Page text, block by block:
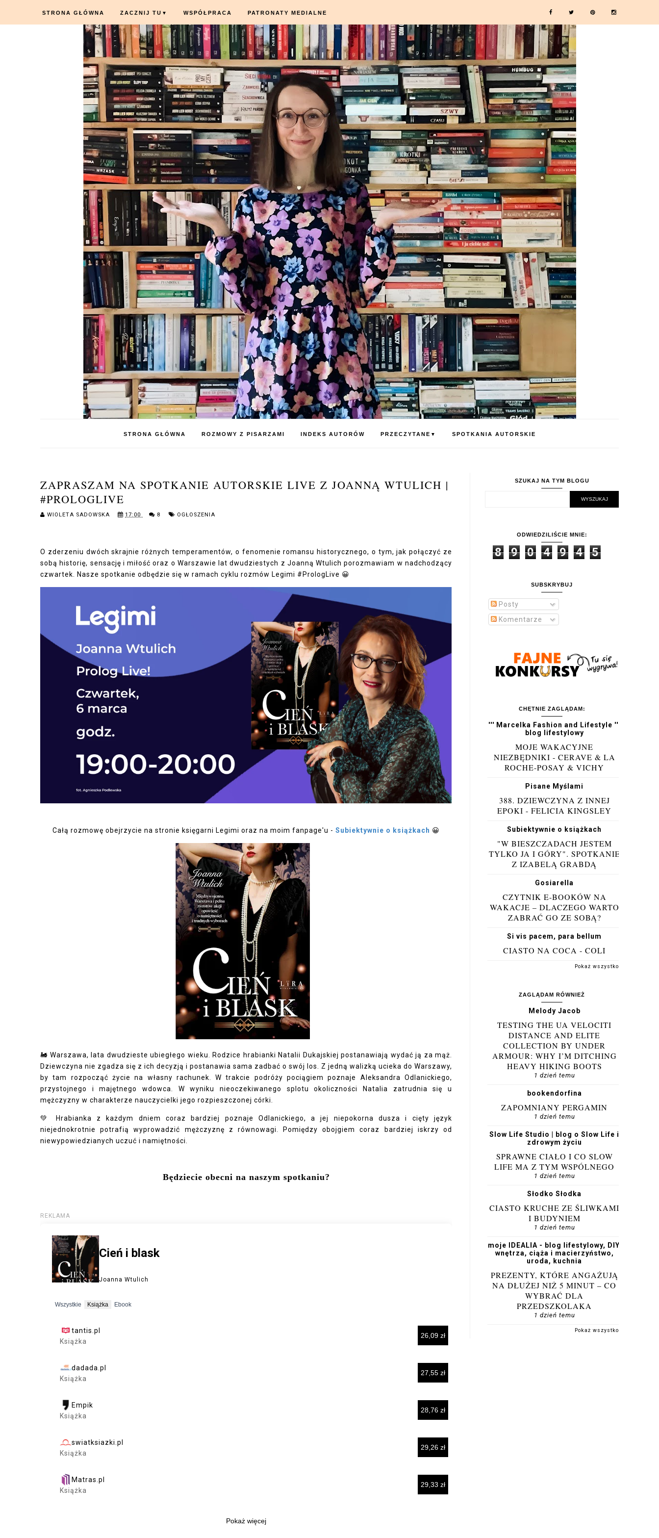
STRONA GŁÓWNA ZACZNIJ TU ▼ WSPÓŁPRACA PATRONATY MEDIALNE
STRONA GŁÓWNA ROZMOWY Z PISARZAMI INDEKS AUTORÓW PRZECZYTANE ▼ SPOTKANIA AUTORSKIE
ZAPRASZAM NA SPOTKANIE AUTORSKIE LIVE Z JOANNĄ WTULICH |
#PROLOGLIVE
WIOLETA SADOWSKA 17:00 8 OGŁOSZENIA
O zderzeniu dwóch skrajnie różnych temperamentów, o fenomenie romansu historycznego, o tym, jak połączyć ze
sobą historię, sensację i miłość oraz o Warszawie lat dwudziestych z Joanną Wtulich porozmawiam w nadchodzący
czwartek. Nasze spotkanie odbędzie się w ramach cyklu rozmów Legimi #PrologLive 😀
Całą rozmowę obejrzycie na stronie księgarni Legimi oraz na moim fanpage'u - Subiektywnie o książkach 😀
🚂 Warszawa, lata dwudzieste ubiegłego wieku. Rodzice hrabianki Natalii Dukajskiej postanawiają wydać ją za mąż.
Dziewczyna nie zgadza się z ich decyzją i postanawia sama zadbać o swój los. Z jedną walizką ucieka do Warszawy,
by tam rozpocząć życie na własny rachunek. W trakcie podróży pociągiem poznaje Aleksandra Odlanickiego,
przystojnego i majętnego wdowca. W wyniku nieoczekiwanego splotu okoliczności Natalia zatrudnia się u
mężczyzny w charakterze nauczycielki jego rozpieszczonej córki.
💚 Hrabianka z każdym dniem coraz bardziej poznaje Odlanickiego, a jej niepokorna dusza i cięty język
niejednokrotnie potrafią wyprowadzić mężczyznę z równowagi. Pomiędzy obojgiem coraz bardziej iskrzy od
niewypowiedzianych uczuć i namiętności.
Będziecie obecni na naszym spotkaniu?
SZUKAJ NA TYM BLOGU
ODWIEDZILIŚCIE MNIE:
8 9 0 4 9 4 5
SUBSKRYBUJ
Posty
Komentarze
CHĘTNIE ZAGLĄDAM:
''' Marcelka Fashion and Lifestyle '''
blog lifestylowy
MOJE WAKACYJNE
NIEZBĘDNIKI - CERAVE & LA
ROCHE-POSAY & VICHY
Pisane Myślami
388. DZIEWCZYNA Z INNEJ
EPOKI - FELICIA KINGSLEY
Subiektywnie o książkach
"W BIESZCZADACH JESTEM
TYLKO JA I GÓRY". SPOTKANIE
Z IZABELĄ GRABDĄ
Gosiarella
CZYTNIK E-BOOKÓW NA
WAKACJE – DLACZEGO WARTO
ZABRAĆ GO ZE SOBĄ?
Si vis pacem, para bellum
CIASTO NA COCA - COLI
Pokaż wszystko
ZAGLĄDAM RÓWNIEŻ
Melody Jacob
TESTING THE UA VELOCITI
DISTANCE AND ELITE
COLLECTION BY UNDER
ARMOUR: WHY I’M DITCHING
HEAVY HIKING BOOTS
1 dzień temu
bookendorfina
ZAPOMNIANY PERGAMIN
1 dzień temu
Slow Life Studio | blog o Slow Life i
zdrowym życiu
SPRAWNE CIAŁO I CO SLOW
LIFE MA Z TYM WSPÓLNEGO
1 dzień temu
Słodko Słodka
CIASTO KRUCHE ZE ŚLIWKAMI
I BUDYNIEM
1 dzień temu
moje IDEALIA - blog lifestylowy, DIY,
wnętrza, ciąża i macierzyństwo,
uroda, kuchnia
PREZENTY, KTÓRE ANGAŻUJĄ
NA DŁUŻEJ NIŻ 5 MINUT – CO
WYBRAĆ DLA
PRZEDSZKOLAKA
1 dzień temu
Pokaż wszystko